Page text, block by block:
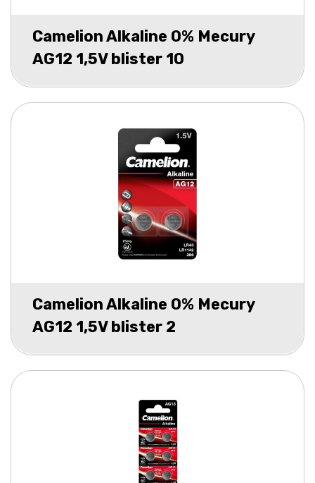
Camelion Alkaline 0% Mecury
AG12 1,5V blister 10
Camelion Alkaline 0% Mecury
AG12 1,5V blister 2